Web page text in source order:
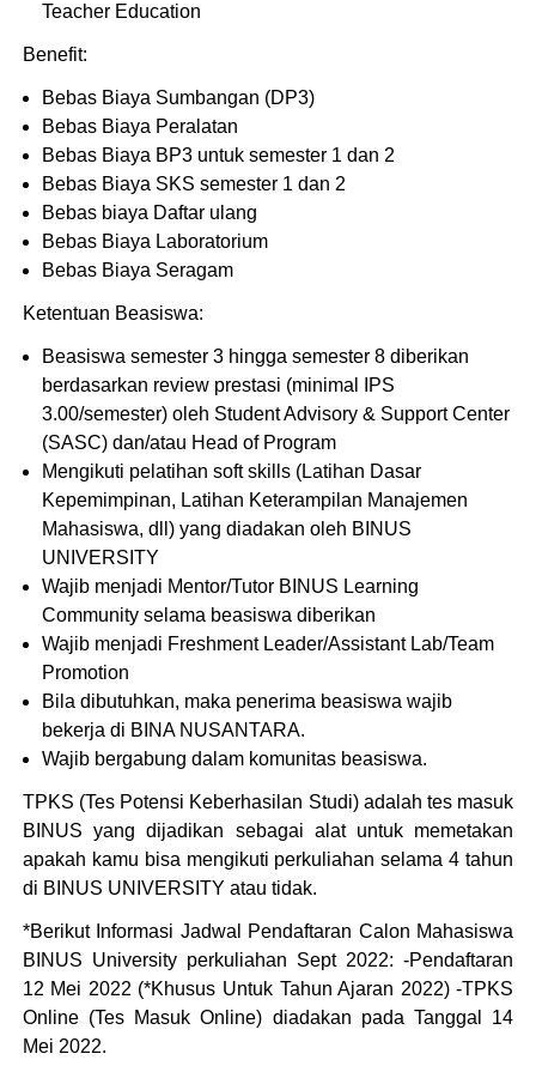
Teacher Education
Benefit:
Bebas Biaya Sumbangan (DP3)
Bebas Biaya Peralatan
Bebas Biaya BP3 untuk semester 1 dan 2
Bebas Biaya SKS semester 1 dan 2
Bebas biaya Daftar ulang
Bebas Biaya Laboratorium
Bebas Biaya Seragam
Ketentuan Beasiswa:
Beasiswa semester 3 hingga semester 8 diberikan
berdasarkan review prestasi (minimal IPS
3.00/semester) oleh Student Advisory & Support Center
(SASC) dan/atau Head of Program
Mengikuti pelatihan soft skills (Latihan Dasar
Kepemimpinan, Latihan Keterampilan Manajemen
Mahasiswa, dll) yang diadakan oleh BINUS
UNIVERSITY
Wajib menjadi Mentor/Tutor BINUS Learning
Community selama beasiswa diberikan
Wajib menjadi Freshment Leader/Assistant Lab/Team
Promotion
Bila dibutuhkan, maka penerima beasiswa wajib
bekerja di BINA NUSANTARA.
Wajib bergabung dalam komunitas beasiswa.
TPKS (Tes Potensi Keberhasilan Studi) adalah tes masuk
BINUS yang dijadikan sebagai alat untuk memetakan
apakah kamu bisa mengikuti perkuliahan selama 4 tahun
di BINUS UNIVERSITY atau tidak.
*Berikut Informasi Jadwal Pendaftaran Calon Mahasiswa
BINUS University perkuliahan Sept 2022: -Pendaftaran
12 Mei 2022 (*Khusus Untuk Tahun Ajaran 2022) -TPKS
Online (Tes Masuk Online) diadakan pada Tanggal 14
Mei 2022.